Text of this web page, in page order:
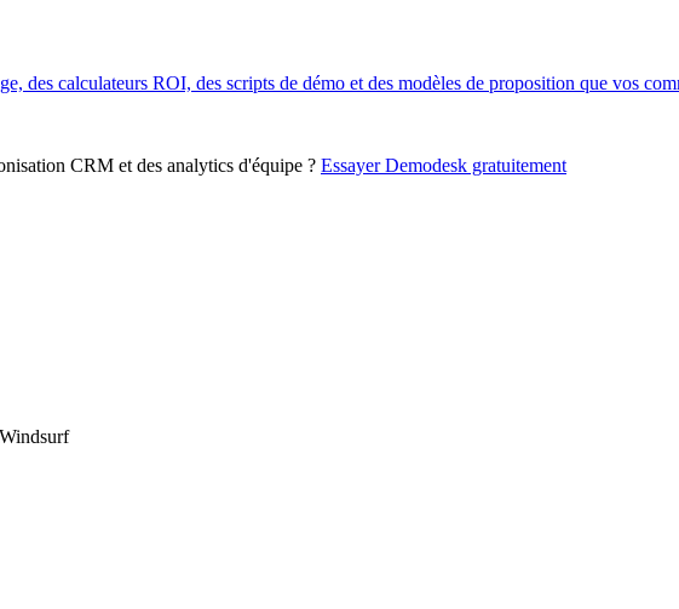
des calculateurs ROI, des scripts de démo et des modèles de proposition que vos
CRM et des analytics d'équipe ? Essayer Demodesk gratuitement
Windsurf